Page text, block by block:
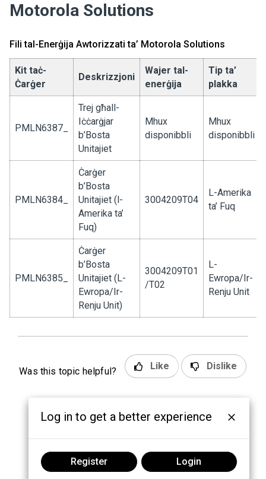
Motorola Solutions
Fili tal-Enerġija Awtorizzati ta’ Motorola Solutions
Kit taċ-
Ċarġer
Deskrizzjoni
Wajer tal-
enerġija
Tip ta’
plakka
PMLN6387_
Trej għall-
Iċċarġjar
b’Bosta
Unitajiet
Mhux
disponibbli
Mhux
disponibbli
PMLN6384_
Ċarġer
b’Bosta
Unitajiet (l-
Amerika ta’
Fuq)
3004209T04
L-Amerika
ta’ Fuq
PMLN6385_
Ċarġer
b’Bosta
Unitajiet (L-
Ewropa/Ir-
Renju Unit)
3004209T01
/T02
L-
Ewropa/Ir-
Renju Unit
Was this topic helpful? Like Dislike
Log in to get a better experience
Register Login